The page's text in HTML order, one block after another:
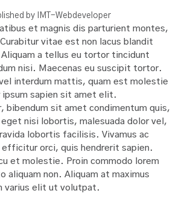
by IMT-Webdeveloper
et magnis dis parturient montes,
vitae est non lacus blandit
a tellus eu tortor tincidunt
nisi. Maecenas eu suscipit tortor.
interdum mattis, quam est molestie
sapien sit amet elit.
bibendum sit amet condimentum quis,
nisi lobortis, malesuada dolor vel,
lobortis facilisis. Vivamus ac
efficitur orci, quis hendrerit sapien.
et molestie. Proin commodo lorem
aliquam non. Aliquam at maximus
varius elit ut volutpat.